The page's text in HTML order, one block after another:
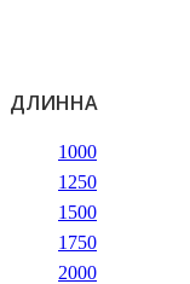
ДЛИННА
1000
1250
1500
1750
2000